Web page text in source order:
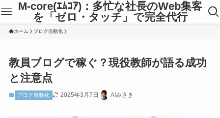
M-core(ｴﾑｺｱ)：多忙な社長のWeb集客
を「ゼロ・タッチ」で完全代行
ホーム ブログ自動化
教員ブログで稼ぐ？現役教師が語る成功
と注意点
ブログ自動化 2025年3月7日 AIみさき